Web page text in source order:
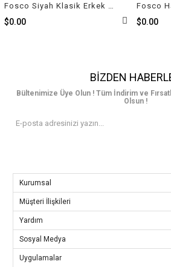
$0.00 $0.00
BIZDEN
Bültenimize Üye Olun ! Tüm İndirim ve
Olsun !
Kurumsal
Müşteri İlişkileri
Yardım
Sosyal Medya
Uygulamalar